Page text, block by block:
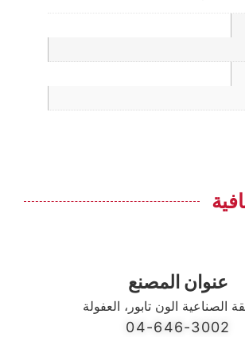
عنوان المصنع
الصناعية الون تابور، العفولة
04-646-3002